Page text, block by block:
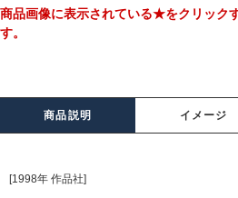
商品画像に表示されている★をクリック
す。
商品説明 イメージ
[1998年 作品社]